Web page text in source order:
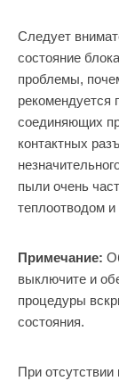
Следует
состояние
проблемы,
рекомендуется
соединяющих
контактных
пыли очень
теплоотводом
Примечание:
выключите и
процедуры
состояния.
При